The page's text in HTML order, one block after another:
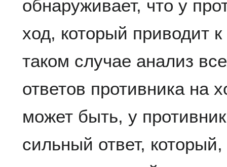
обнаруживает, что у
ход, который приводит
таком случае анализ
ответов противника на
может быть, у
сильный ответ,